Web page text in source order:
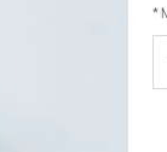
*